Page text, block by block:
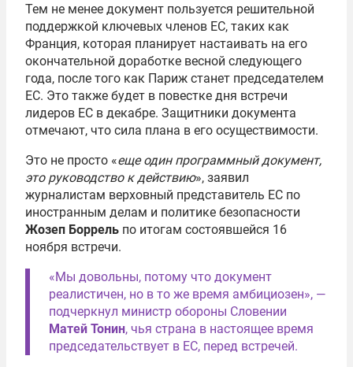
Тем не менее документ пользуется решительной
поддержкой ключевых членов ЕС, таких как
Франция, которая планирует настаивать на его
окончательной доработке весной следующего
года, после того как Париж станет председателем
ЕС. Это также будет в повестке дня встречи
лидеров ЕС в декабре. Защитники документа
отмечают, что сила плана в его осуществимости.
Это не просто «еще один программный документ,
это руководство к действию», заявил
журналистам верховный представитель ЕС по
иностранным делам и политике безопасности
Жозеп Боррель по итогам состоявшейся 16
ноября встречи.
«Мы довольны, потому что документ
реалистичен, но в то же время амбициозен», —
подчеркнул министр обороны Словении
Матей Тонин, чья страна в настоящее время
председательствует в ЕС, перед встречей.